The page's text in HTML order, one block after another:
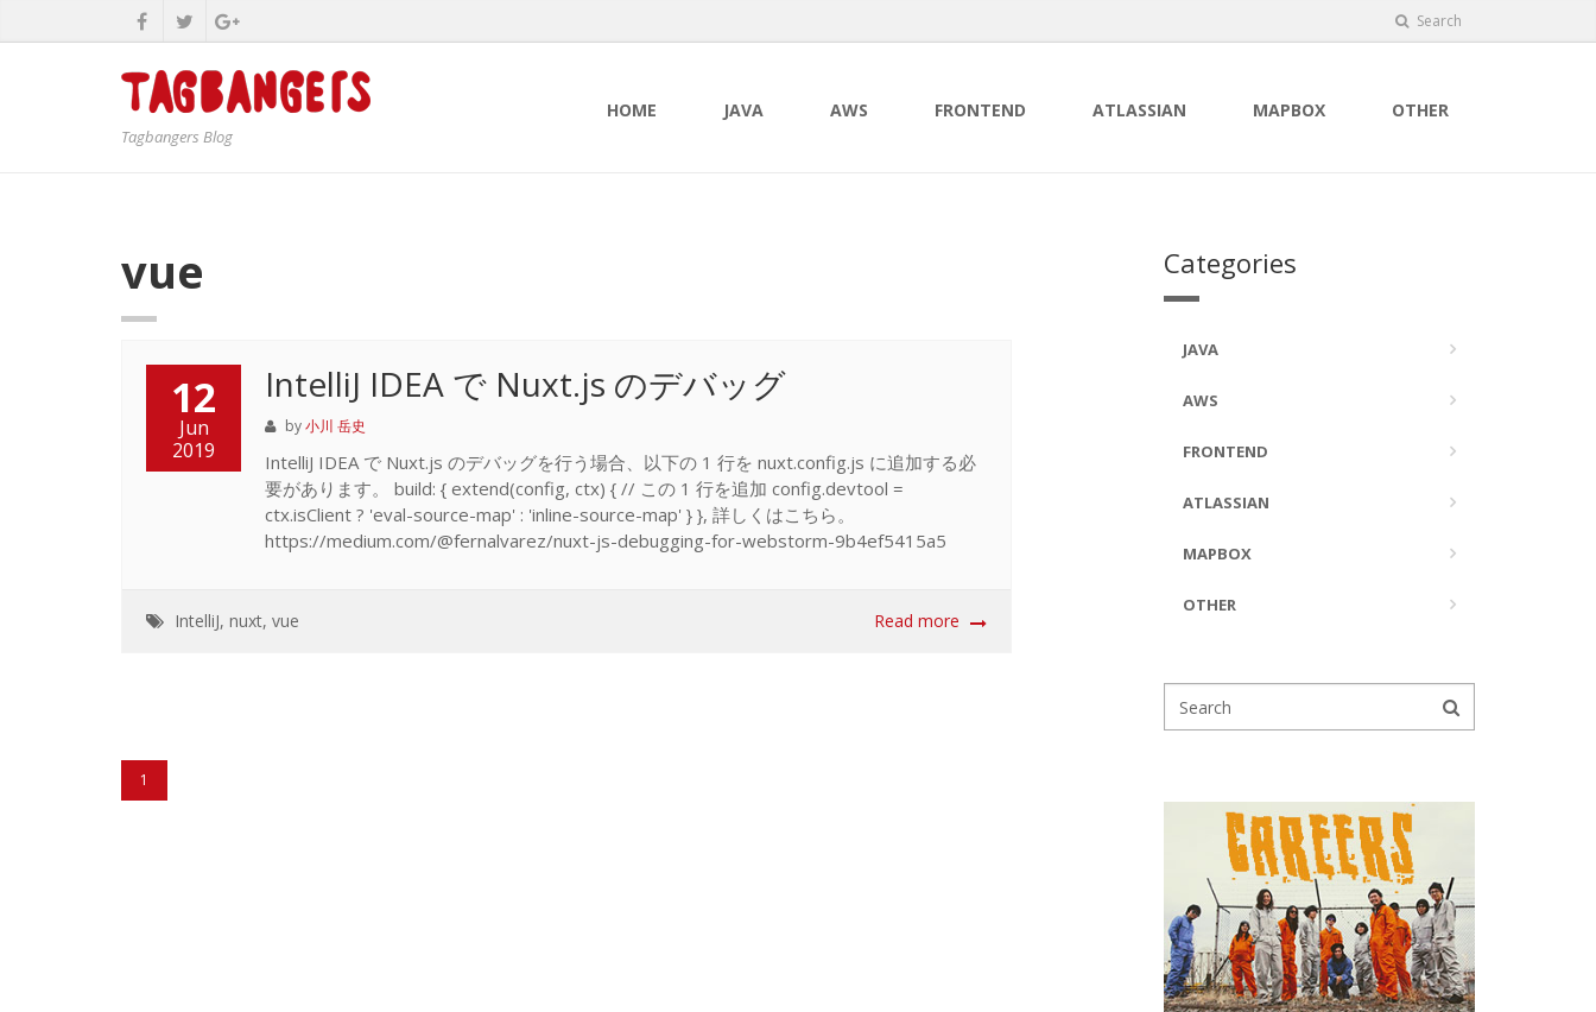
Search
Tagbangers Blog
HOME JAVA AWS FRONTEND ATLASSIAN MAPBOX OTHER
vue
12
Jun
2019
IntelliJ IDEA で Nuxt.js のデバッグ
by小川 岳史
IntelliJ IDEA で Nuxt.js のデバッグを行う場合、以下の 1 行を nuxt.config.js に追加する必
要があります。 build: { extend(config, ctx) { // この 1 行を追加 config.devtool =
ctx.isClient ? 'eval-source-map' : 'inline-source-map' } }, 詳しくはこちら。
https://medium.com/@fernalvarez/nuxt-js-debugging-for-webstorm-9b4ef5415a5
IntelliJ, nuxt, vue Read more
1
Categories
JAVA
AWS
FRONTEND
ATLASSIAN
MAPBOX
OTHER